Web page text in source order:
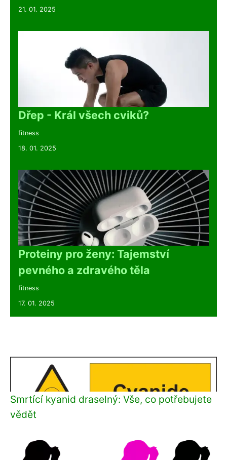
21. 01. 2025
Dřep - Král všech cviků?
fitness
18. 01. 2025
Proteiny pro ženy: Tajemství
pevného a zdravého těla
fitness
17. 01. 2025
Smrtící kyanid draselný: Vše, co potřebujete
vědět